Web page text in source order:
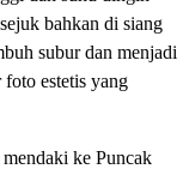
bahkan di siang
subur dan menjadi
estetis yang
ke Puncak